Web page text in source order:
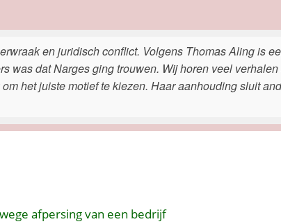
en juridisch conflict. Volgens Thomas Aling is
was dat Narges ging trouwen. Wij horen veel
het juiste motief te kiezen. Haar aanhouding sluit